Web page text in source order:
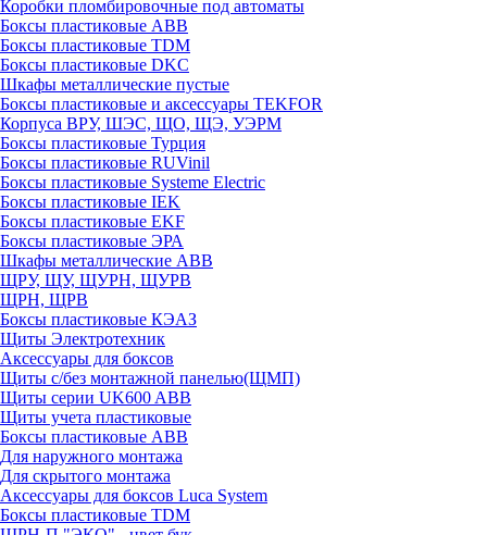
Коробки пломбировочные под автоматы
Боксы пластиковые ABB
Боксы пластиковые TDM
Боксы пластиковые DKC
Шкафы металлические пустые
Боксы пластиковые и аксессуары TEKFOR
Корпуса ВРУ, ШЭС, ЩО, ЩЭ, УЭРМ
Боксы пластиковые Турция
Боксы пластиковые RUVinil
Боксы пластиковые Systeme Electric
Боксы пластиковые IEK
Боксы пластиковые EKF
Боксы пластиковые ЭРА
Шкафы металлические ABB
ЩРУ, ЩУ, ЩУРН, ЩУРВ
ЩРН, ЩРВ
Боксы пластиковые КЭАЗ
Щиты Электротехник
Аксессуары для боксов
Щиты с/без монтажной панелью(ЩМП)
Щиты серии UK600 ABB
Щиты учета пластиковые
Боксы пластиковые ABB
Для наружного монтажа
Для скрытого монтажа
Аксессуары для боксов Luca System
Боксы пластиковые TDM